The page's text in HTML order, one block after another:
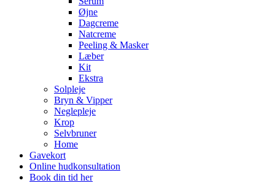
Øjne
Dagcreme
Natcreme
Peeling & Masker
Læber
Kit
Ekstra
Solpleje
Bryn & Vipper
Neglepleje
Krop
Selvbruner
Home
Gavekort
Online hudkonsultation
Book din tid her